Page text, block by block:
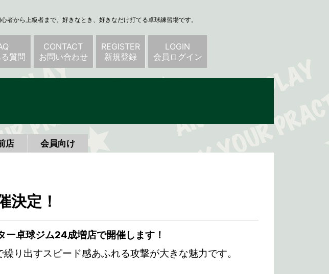
者から上級者まで、好きなとき、好きなだけ打てる卓球練習場です。
質問
CONTACT
お問い合わせ
REGISTER
新規登録
LOGIN
会員ログイン
店 会員向け
決定！
卓球ジム24成増店で開催します！
り出すスピード感あふれる攻撃が大きな魅力です。